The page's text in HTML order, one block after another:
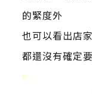
的緊度外
也可以看出店
都還沒有確定